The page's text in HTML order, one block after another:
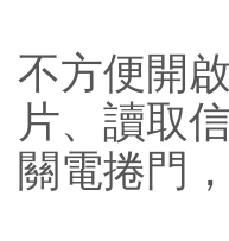
不方便開
片、讀取
關電捲門